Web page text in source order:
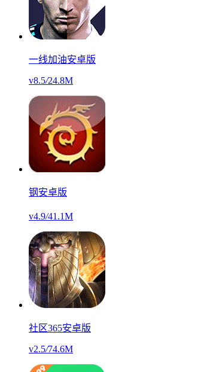
一线加油安卓版
v8.5/24.8M
钢安卓版
v4.9/41.1M
社区365安卓版
v2.5/74.6M